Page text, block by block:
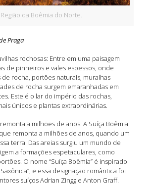
Região da Boêmia do Norte.
Praga
rochosas: Entre em uma paisagem
de pinheiros e vales espessos, onde
de rocha, portões naturais, muralhas
de rocha surgem emaranhadas em
Este é o lar do império das rochas,
únicos e plantas extraordinárias.
a milhões de anos: A Suíça Boêmia
remonta a milhões de anos, quando um
terra. Das areias surgiu um mundo de
a formações espetaculares, como
O nome “Suíça Boêmia” é inspirado
e essa designação romântica foi
suíços Adrian Zingg e Anton Graff.